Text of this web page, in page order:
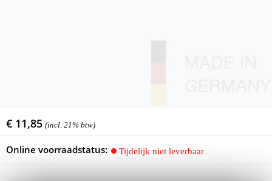
€ 11,85 (incl. 21% btw)
Online voorraadstatus: Tijdelijk niet leverbaar